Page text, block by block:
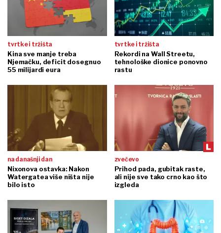
tvrtke i tržišta
Kina sve manje treba
Njemačku, deficit dosegnuo
55 milijardi eura
tvrtke i tržišta
Rekordi na Wall Streetu,
tehnološke dionice ponovno
rastu
na današnji dan
Nixonova ostavka: Nakon
Watergatea više ništa nije
bilo isto
zvečevo
Prihod pada, gubitak raste,
ali nije sve tako crno kao što
izgleda